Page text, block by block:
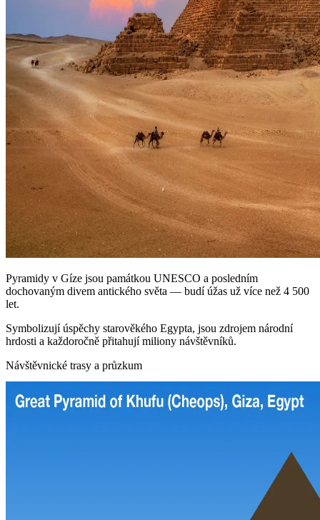
Pyramidy v Gíze jsou památkou UNESCO a posledním
dochovaným divem antického světa — budí úžas už více než 4 500
let.
Symbolizují úspěchy starověkého Egypta, jsou zdrojem národní
hrdosti a každoročně přitahují miliony návštěvníků.
Návštěvnické trasy a průzkum